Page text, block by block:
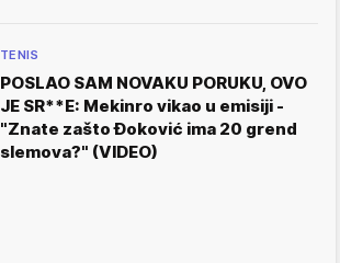
TENIS
POSLAO SAM NOVAKU PORUKU, OVO
JE SR**E: Mekinro vikao u emisiji -
"Znate zašto Đoković ima 20 grend
slemova?" (VIDEO)